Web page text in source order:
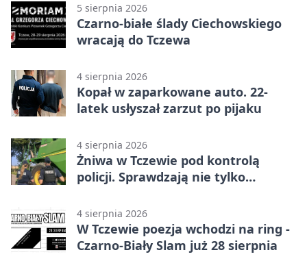
5 sierpnia 2026
Czarno-białe ślady Ciechowskiego
wracają do Tczewa
4 sierpnia 2026
Kopał w zaparkowane auto. 22-
latek usłyszał zarzut po pijaku
4 sierpnia 2026
Żniwa w Tczewie pod kontrolą
policji. Sprawdzają nie tylko
4 sierpnia 2026
W Tczewie poezja wchodzi na ring -
Czarno-Biały Slam już 28 sierpnia